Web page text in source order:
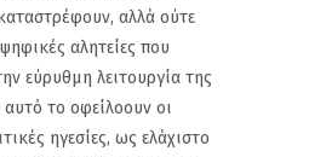
αλλά ούτε
αλητείες που
εύρυθμη λειτουργία της
αυτό το οφείλοουν οι
ηγεσίες, ως ελάχιστο